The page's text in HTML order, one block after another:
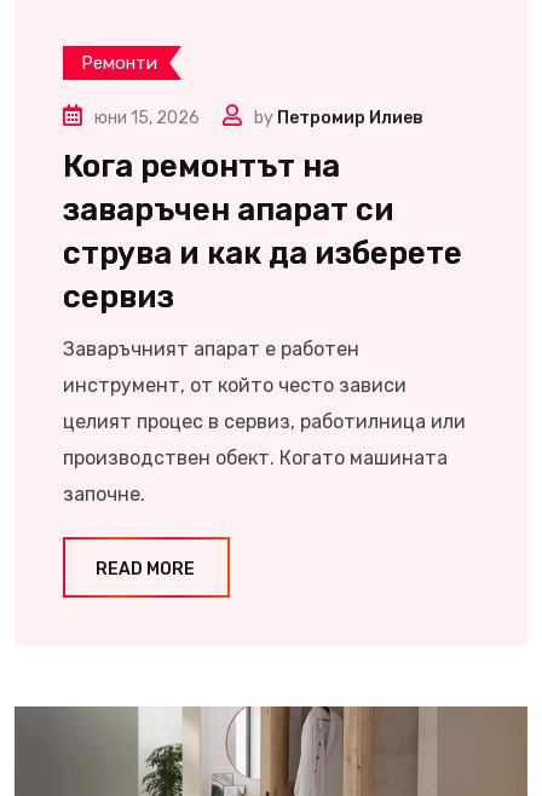
Ремонти
юни 15, 2026 by Петромир Илиев
Кога ремонтът на
заваръчен апарат си
струва и как да изберете
сервиз
Заваръчният апарат е работен
инструмент, от който често зависи
целият процес в сервиз, работилница или
производствен обект. Когато машината
започне.
READ MORE